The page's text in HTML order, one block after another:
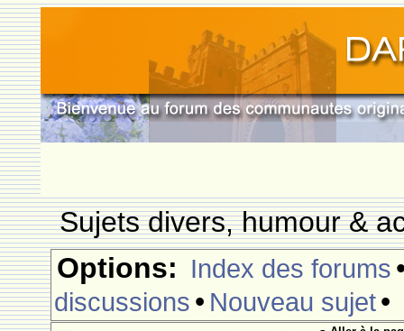
Sujets divers, humour &
Options: Index des forums
discussions • Nouveau sujet•